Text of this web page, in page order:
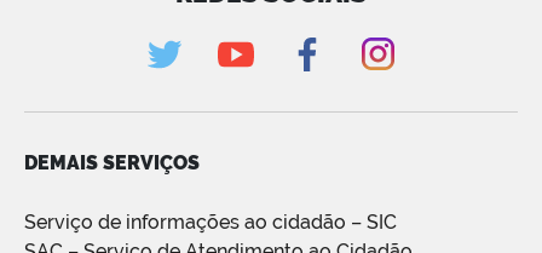
DEMAIS SERVIÇOS
Serviço de informações ao cidadão – SIC